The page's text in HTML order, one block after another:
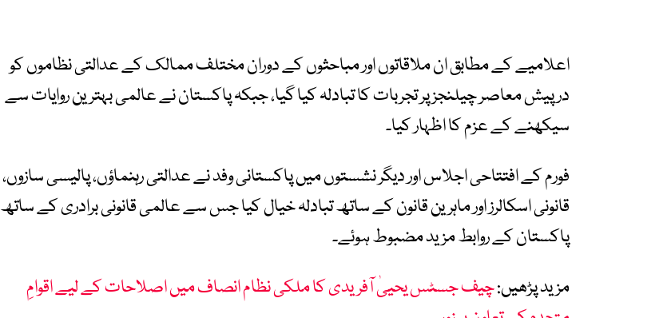
اعلامیے کے مطابق ان ملاقاتوں اور مباحثوں کے دوران مختلف ممالک کے عدالتی نظاموں کو
درپیش معاصر چیلنجز پر تجربات کا تبادلہ کیا گیا، جبکہ پاکستان نے عالمی بہترین روایات سے
سیکھنے کے عزم کا اظہار کیا۔
فورم کے افتتاحی اجلاس اور دیگر نشستوں میں پاکستانی وفد نے عدالتی رہنماؤں، پالیسی سازوں،
قانونی اسکالرز اور ماہرین قانون کے ساتھ تبادلہ خیال کیا جس سے عالمی قانونی برادری کے ساتھ
پاکستان کے روابط مزید مضبوط ہوئے۔
مزید پڑھیں:چیف جسٹس یحییٰ آفریدی کا ملکی نظام انصاف میں اصلاحات کے لیے اقوامِ